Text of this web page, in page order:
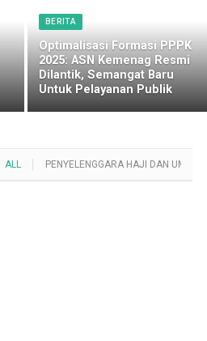
BERITA
Optimalisasi Formasi PPPK
2025: ASN Kemenag Resmi
Dilantik, Semangat Baru
Untuk Pelayanan Publik
ALL PENYELENGGARA HAJI DAN UMROH